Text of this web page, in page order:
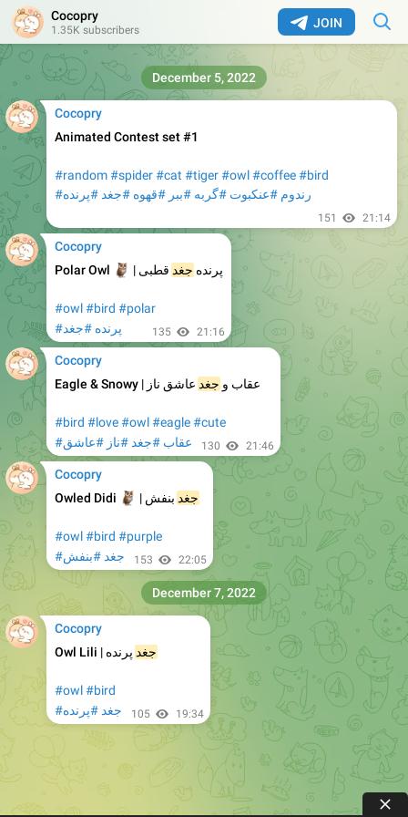
JOIN
Cocopry
1.35K subscribers
Cocopry
Animated Contest set #1
#random#spider#cat #tiger#owl#coffee#bird
#رندوم #عنکبوت #گربه #ببر #قهوه #جغد #پرنده
151 21:14
December 5, 2022
Cocopry
Polar Owl
| پرنده جغد قطبی
#owl#bird #polar
#پرنده #جغد 135 21:16
Cocopry
Eagle & Snowy | عقاب و جغد عاشق ناز
#bird #love#owl#eagle#cute
#عقاب #جغد #ناز #عاشق 130 21:46
Cocopry
Owled Didi
| جغد بنفش
#owl#bird #purple
#جغد #بنفش 153 22:05
Cocopry
Owl Lili | جغد پرنده
#owl#bird
#جغد #پرنده 105 19:34
December 7, 2022